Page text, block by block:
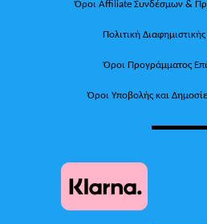
Όροι Affiliate Συνδέσμων &
Πολιτική
Όροι Προγράμματος
Όροι Υποβολής και